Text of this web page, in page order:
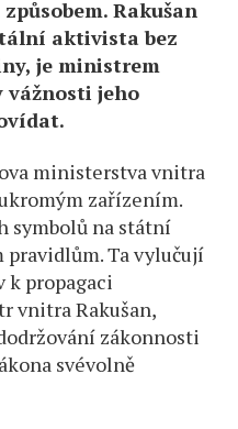
Rakušan
aktivista bez
je ministrem
vážnosti jeho
ministerstva vnitra
zařízením.
symbolů na státní
pravidlům. Ta vylučují
k propagaci
vnitra Rakušan,
zákonnosti
svévolně